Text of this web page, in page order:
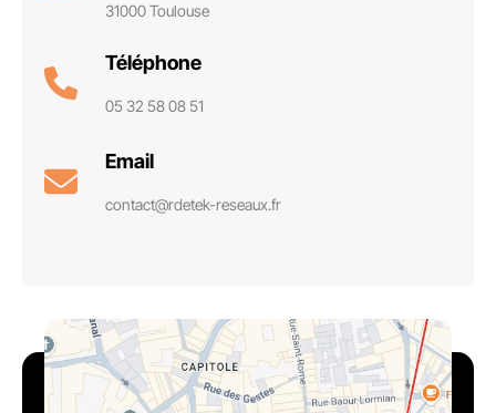
31000 Toulouse
Téléphone
05 32 58 08 51
Email
contact@rdetek-reseaux.fr